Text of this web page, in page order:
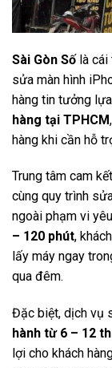
Sài Gòn Sốlà cái
sửa màn hình
hàng tin tưởng
hàng tại TPHCM
hàng khi cần hỗ
Trung tâm cam
cùng quy trình
ngoài phạm vi
– 120 phút,
lấy máy ngay
qua đêm.
Đặc biệt, dịch vụ
hành từ 6 – 12
lợi cho khách